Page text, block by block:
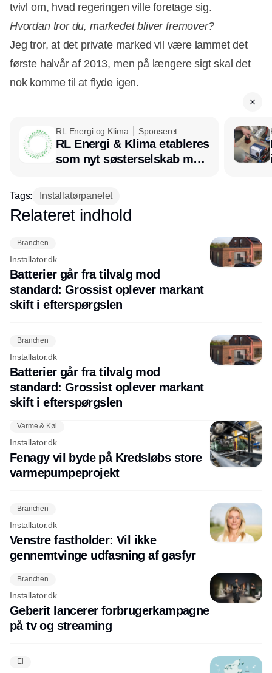
tvivl om, hvad regeringen ville foretage sig.
Hvordan tror du, markedet bliver fremover?
Jeg tror, at det private marked vil være lammet det
første halvår af 2013, men på længere sigt skal det
nok komme til at flyde igen.
RL Energi og Klima Sponseret
RL Energi & Klima etableres
som nyt søsterselskab med
afsæt i RL Ventilation
Tags: Installatørpanelet
Annonce
Relateret indhold
Branchen
Installator.dk
Batterier går fra tilvalg mod
standard: Grossist oplever markant
skift i efterspørgslen
Branchen
Installator.dk
Batterier går fra tilvalg mod
standard: Grossist oplever markant
skift i efterspørgslen
Varme & Køl
Installator.dk
Fenagy vil byde på Kredsløbs store
varmepumpeprojekt
Branchen
Installator.dk
Venstre fastholder: Vil ikke
gennemtvinge udfasning af gasfyr
Branchen
Installator.dk
Geberit lancerer forbrugerkampagne
på tv og streaming
El